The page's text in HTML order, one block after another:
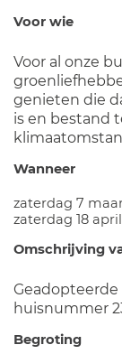
Voor wie
Voor al onze
genieten die
is en bestand
Wanneer
zaterdag 7
zaterdag 18
Omschrijving
huisnummer
Begroting